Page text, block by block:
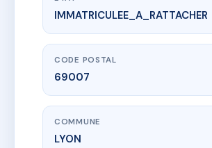
www.vme.plus/AE5962055
67 GDE RUE DE LA GUILLOTIERE
67 gr de la guillotiere
IMMATRICULEE_A_RATTACHER
CODE POSTAL
69007
COMMUNE
LYON